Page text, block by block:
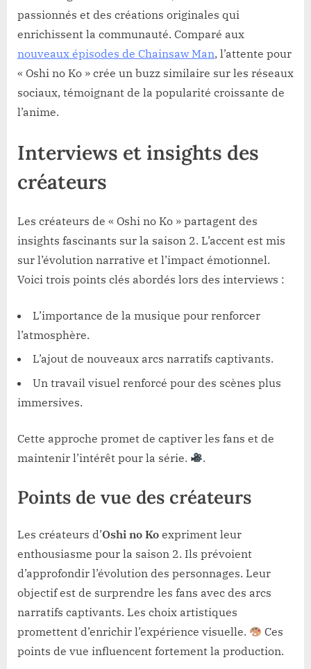
passionnés et des créations originales qui
enrichissent la communauté. Comparé aux
nouveaux épisodes de Chainsaw Man, l’attente pour
« Oshi no Ko » crée un buzz similaire sur les réseaux
sociaux, témoignant de la popularité croissante de
l’anime.
Interviews et insights des
créateurs
Les créateurs de « Oshi no Ko » partagent des
insights fascinants sur la saison 2. L’accent est mis
sur l’évolution narrative et l’impact émotionnel.
Voici trois points clés abordés lors des interviews :
L’importance de la musique pour renforcer
l’atmosphère.
L’ajout de nouveaux arcs narratifs captivants.
Un travail visuel renforcé pour des scènes plus
immersives.
Cette approche promet de captiver les fans et de
maintenir l’intérêt pour la série.
.
Points de vue des créateurs
Les créateurs d’Oshi no Ko expriment leur
enthousiasme pour la saison 2. Ils prévoient
d’approfondir l’évolution des personnages. Leur
objectif est de surprendre les fans avec des arcs
narratifs captivants. Les choix artistiques
promettent d’enrichir l’expérience visuelle.
Ces
points de vue influencent fortement la production.